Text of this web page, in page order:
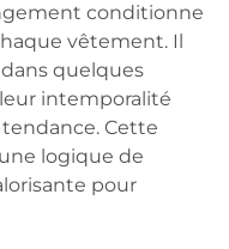
conditionne
vêtement. Il
quelques
intemporalité
Cette
logique de
pour